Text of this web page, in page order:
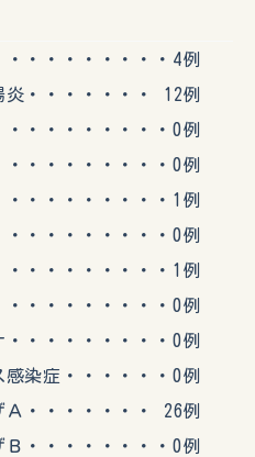
・・・・・・4例
・・・・・ 12例
・・・・・・0例
・・・・・・0例
・・・・・・1例
・・・・・・0例
・・・・・・1例
・・・・・・0例
・・・・・・0例
・・・・・・0例
・・・・・ 26例
・・・・・・0例